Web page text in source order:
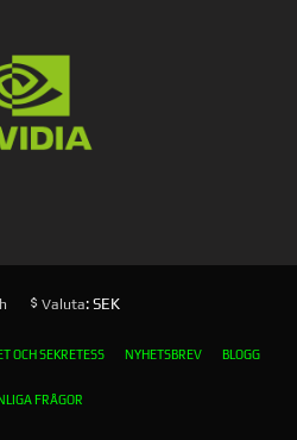
Valuta: SEK
OCH SEKRETESS NYHETSBREV BLOGG
FRÅGOR